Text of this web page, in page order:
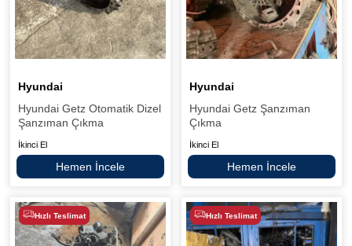
Hyundai
Hyundai Getz Otomatik Dizel
Şanzıman Çıkma
İkinci El
Hemen İncele
Hyundai
Hyundai Getz Şanzıman
Çıkma
İkinci El
Hemen İncele
Hızlı Teslimat Hızlı Teslimat